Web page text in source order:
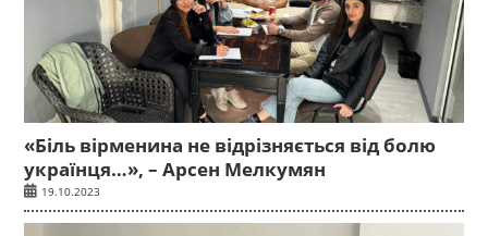
«Біль вірменина не відрізняється від болю
українця…», – Арсен Мелкумян
19.10.2023